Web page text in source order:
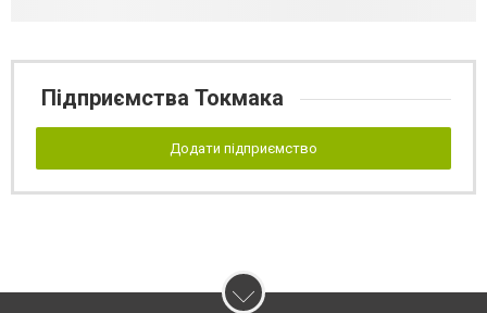
Підприємства Токмака
Додати підприємство